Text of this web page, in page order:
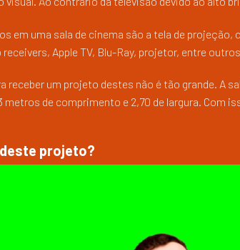
em uma sala de cinema são a tela de
Apple TV, Blu-Ray, projetor, entre outros.
receber um projeto destes não é tão grande. A
de comprimento e 2,70 de largura. Com
projeto?